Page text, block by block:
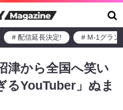
# 配信延長決定! # M-1グラン
津から全国へ笑い
るYouTuber」ぬま